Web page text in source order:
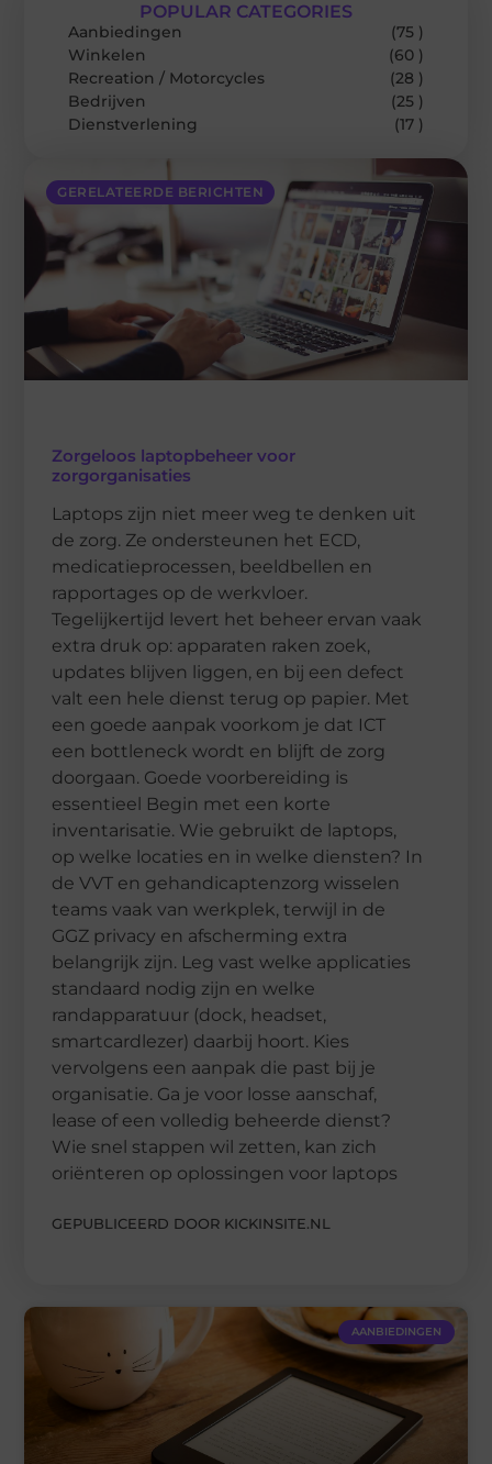
GERELATEERDE BERICHTEN
Zorgeloos laptopbeheer voor
zorgorganisaties
Laptops zijn niet meer weg te denken uit
de zorg. Ze ondersteunen het ECD,
medicatieprocessen, beeldbellen en
rapportages op de werkvloer.
Tegelijkertijd levert het beheer ervan vaak
extra druk op: apparaten raken zoek,
updates blijven liggen, en bij een defect
valt een hele dienst terug op papier. Met
een goede aanpak voorkom je dat ICT
een bottleneck wordt en blijft de zorg
doorgaan. Goede voorbereiding is
essentieel Begin met een korte
inventarisatie. Wie gebruikt de laptops,
op welke locaties en in welke diensten? In
de VVT en gehandicaptenzorg wisselen
teams vaak van werkplek, terwijl in de
GGZ privacy en afscherming extra
belangrijk zijn. Leg vast welke applicaties
standaard nodig zijn en welke
randapparatuur (dock, headset,
smartcardlezer) daarbij hoort. Kies
vervolgens een aanpak die past bij je
organisatie. Ga je voor losse aanschaf,
lease of een volledig beheerde dienst?
Wie snel stappen wil zetten, kan zich
oriënteren op oplossingen voor laptops
GEPUBLICEERD DOOR KICKINSITE.NL
POPULAR CATEGORIES
Aanbiedingen
(75 )
Winkelen
(60 )
Recreation / Motorcycles
(28 )
Bedrijven
(25 )
Dienstverlening
(17 )
AANBIEDINGEN